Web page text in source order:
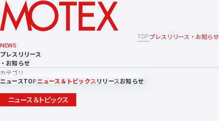
TOPプレスリリース・お知らせ
NEWS
プレスリリース
・お知らせ
カテゴリ
ニュースTOPニュース＆トピックスリリースお知らせ
ニュース＆トピックス